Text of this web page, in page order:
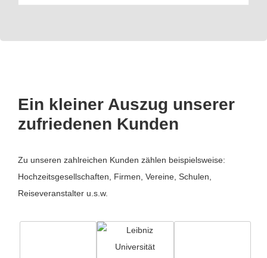
Ein kleiner Auszug unserer
zufriedenen Kunden
Zu unseren zahlreichen Kunden zählen beispielsweise:
Hochzeitsgesellschaften, Firmen, Vereine, Schulen,
Reiseveranstalter u.s.w.